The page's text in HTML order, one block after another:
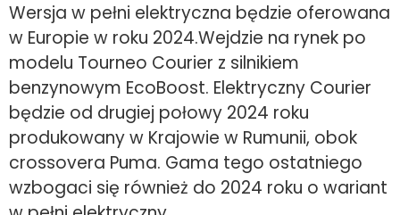
Wersja w pełni elektryczna będzie oferowana
w Europie w roku 2024.Wejdzie na rynek po
modelu Tourneo Courier z silnikiem
benzynowym EcoBoost. Elektryczny Courier
będzie od drugiej połowy 2024 roku
produkowany w Krajowie w Rumunii, obok
crossovera Puma. Gama tego ostatniego
wzbogaci się również do 2024 roku o wariant